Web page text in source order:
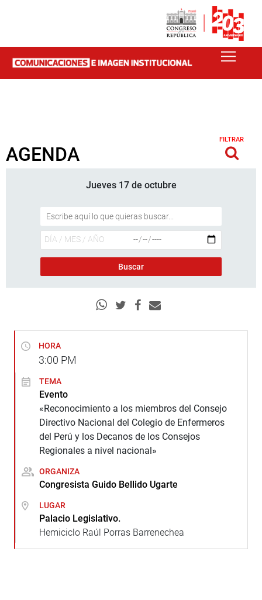
AGENDA
FILTRAR
Jueves 17 de octubre
HORA
3:00 PM
TEMA
Evento
«Reconocimiento a los miembros del Consejo
Directivo Nacional del Colegio de Enfermeros
del Perú y los Decanos de los Consejos
Regionales a nivel nacional»
ORGANIZA
Congresista Guido Bellido Ugarte
LUGAR
Palacio Legislativo.
Hemiciclo Raúl Porras Barrenechea